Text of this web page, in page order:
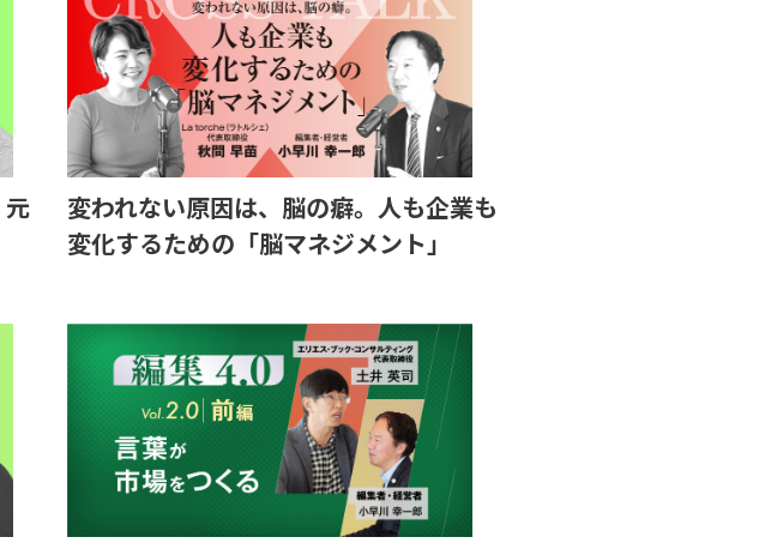
変われない原因は、脳の癖。人も企業も
変化するための「脳マネジメント」